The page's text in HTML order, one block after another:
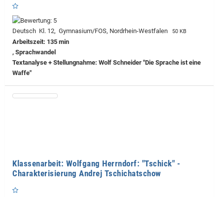
Deutsch Kl. 12, Gymnasium/FOS, Nordrhein-Westfalen 50 KB
Arbeitszeit: 135 min
, Sprachwandel
Textanalyse + Stellungnahme: Wolf Schneider "Die Sprache ist eine
Waffe"
Klassenarbeit: Wolfgang Herrndorf: "Tschick" -
Charakterisierung Andrej Tschichatschow